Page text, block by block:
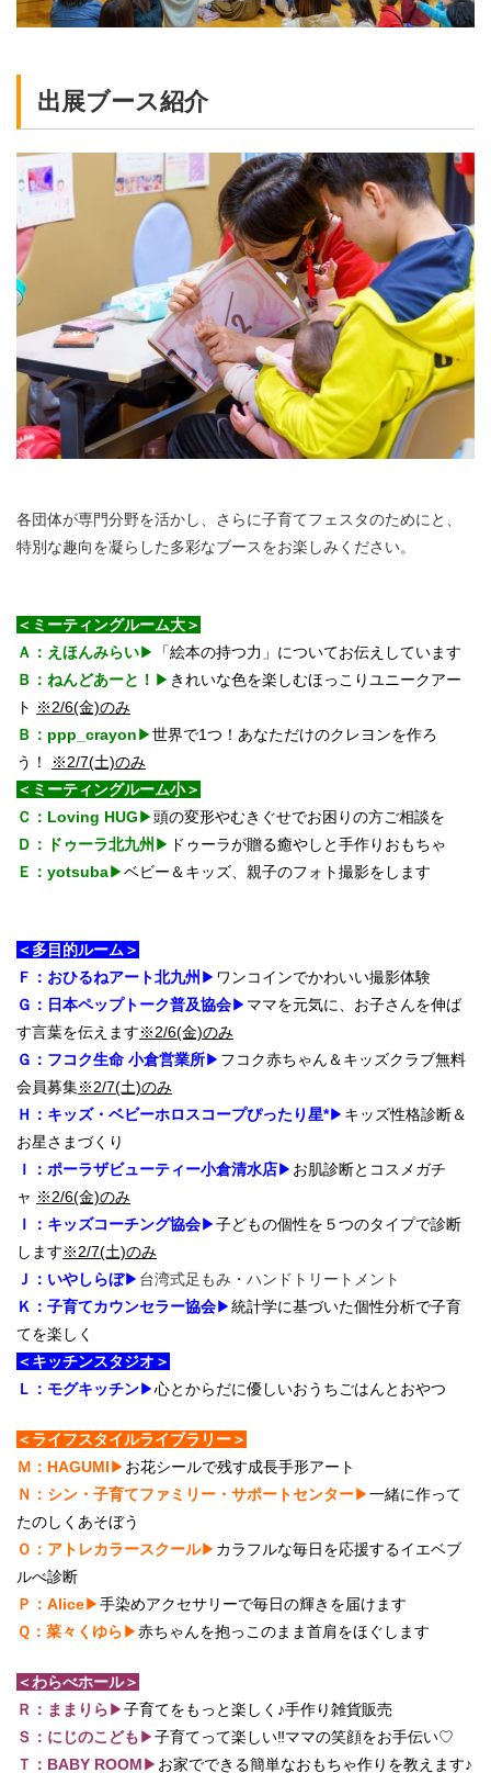
出展ブース紹介
各団体が専門分野を活かし、さらに子育てフェスタのためにと、
特別な趣向を凝らした多彩なブースをお楽しみください。
＜ミーティングルーム大＞
Ａ：えほんみらい▶
「絵本の持つ力」についてお伝えしています
Ｂ：ねんどあーと！ ▶ きれいな色を楽しむほっこりユニークアー
ト ※2/6(金)のみ
Ｂ：ppp_crayon▶世界で1つ！あなただけのクレヨンを作ろ
う！
※2/7(土)のみ
＜ミーティングルーム小＞
Ｃ：Loving HUG▶頭の変形やむきぐせでお困りの方ご相談を
Ｄ：ドゥーラ北九州 ▶ ドゥーラが贈る癒やしと手作りおもちゃ
Ｅ：yotsuba▶ベビー＆キッズ、親子のフォト撮影をします
＜多目的ルーム＞
Ｆ：おひるねアート北九州 ▶ ワンコインでかわいい撮影体験
Ｇ：日本ペップトーク普及協会▶ ママを元気に、お子さんを伸ば
す言葉を伝えます※2/6(金)のみ
Ｇ：フコク生命 小倉営業所▶ フコク赤ちゃん＆キッズクラブ無料
会員募集※2/7(土)のみ
Ｈ：キッズ・ベビーホロスコープぴったり星*▶ キッズ性格診断＆
お星さまづくり
Ｉ：ポーラザビューティー小倉清水店▶ お肌診断とコスメガチ
ャ ※2/6(金)のみ
Ｉ：キッズコーチング協会▶子どもの個性を５つのタイプで診断
します※2/7(土)のみ
Ｊ：いやしらぼ▶ 台湾式足もみ・ハンドトリートメント
Ｋ：子育てカウンセラー協会▶統計学に基づいた個性分析で子育
てを楽しく
＜キッチンスタジオ＞
Ｌ：モグキッチン▶心とからだに優しいおうちごはんとおやつ
＜ライフスタイルライブラリー＞
Ｍ：HAGUMI▶ お花シールで残す成長手形アート
Ｎ：シン・子育てファミリー・サポートセンター▶一緒に作って
たのしくあそぼう
Ｏ：アトレカラースクール▶ カラフルな毎日を応援するイエベブ
ルべ診断
Ｐ：Alice▶手染めアクセサリーで毎日の輝きを届けます
Ｑ：菜々くゆら▶赤ちゃんを抱っこのまま首肩をほぐします
＜わらべホール＞
Ｒ：ままりら▶子育てをもっと楽しく♪手作り雑貨販売
Ｓ：にじのこども▶子育てって楽しい‼ママの笑顔をお手伝い♡
Ｔ：BABY ROOM▶ お家でできる簡単なおもちゃ作りを教えます♪